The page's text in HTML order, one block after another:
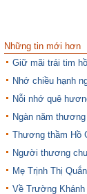
Những tin mới hơn
Giữ mãi trái tim
Nhớ chiều hạnh
Nỗi nhớ quê
Ngàn năm
Thương thầm Hồ
Người thương
Mẹ Trịnh Thị Quắn
Về Trường Khánh